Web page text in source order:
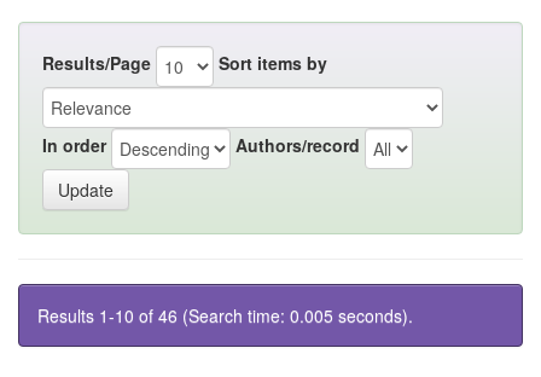
Results/Page Sort items by
In order Authors/record
Results 1-10 of 46 (Search time: 0.005 seconds).